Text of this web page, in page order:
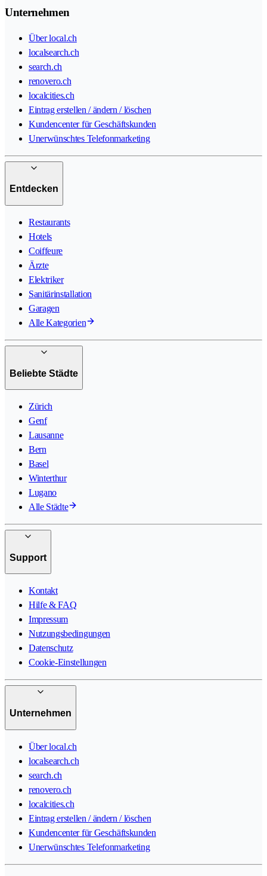
Unternehmen
Über local.ch
localsearch.ch
search.ch
renovero.ch
localcities.ch
Eintrag erstellen / ändern / löschen
Kundencenter für Geschäftskunden
Unerwünschtes Telefonmarketing
Entdecken
Restaurants
Hotels
Coiffeure
Ärzte
Elektriker
Sanitärinstallation
Garagen
Alle Kategorien
Beliebte Städte
Zürich
Genf
Lausanne
Bern
Basel
Winterthur
Lugano
Alle Städte
Support
Kontakt
Hilfe & FAQ
Impressum
Nutzungsbedingungen
Datenschutz
Cookie-Einstellungen
Unternehmen
Über local.ch
localsearch.ch
search.ch
renovero.ch
localcities.ch
Eintrag erstellen / ändern / löschen
Kundencenter für Geschäftskunden
Unerwünschtes Telefonmarketing